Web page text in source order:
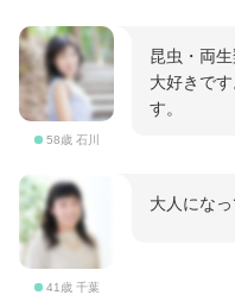
58歳 石川
昆虫・両
大好きで
す。
41歳 千葉
大人にな